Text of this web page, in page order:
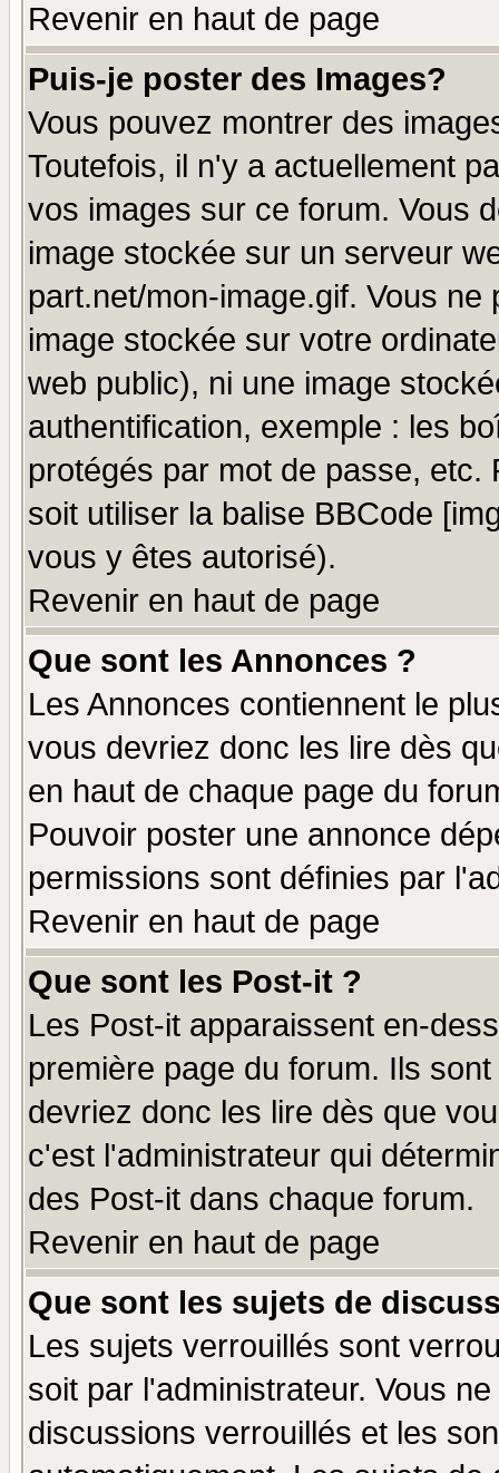
Revenir en haut de page
Puis-je poster des Images?
Vous pouvez montrer des
Toutefois, il n'y a actuellement
vos images sur ce forum. Vous
image stockée sur un serveur
part.net/mon-image.gif. Vous
image stockée sur votre
web public), ni une image
authentification, exemple : les
protégés par mot de passe,
soit utiliser la balise BBCode
vous y êtes autorisé).
Revenir en haut de page
Que sont les Annonces ?
Les Annonces contiennent le
vous devriez donc les lire dès
en haut de chaque page du
Pouvoir poster une annonce
permissions sont définies par
Revenir en haut de page
Que sont les Post-it ?
Les Post-it apparaissent en-
première page du forum. Ils
devriez donc les lire dès que
c'est l'administrateur qui
des Post-it dans chaque forum.
Revenir en haut de page
Que sont les sujets de
Les sujets verrouillés sont
soit par l'administrateur. Vous
discussions verrouillés et les